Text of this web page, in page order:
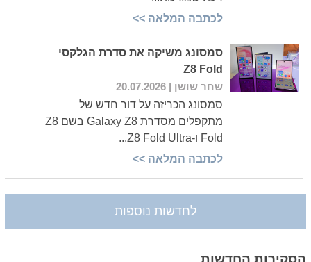
לכתבה המלאה >>
סמסונג משיקה את סדרת הגלקסי
Z8 Fold
שחר שושן | 20.07.2026
סמסונג הכריזה על דור חדש של
מתקפלים מסדרת Galaxy Z8 בשם Z8
Fold ו-Z8 Fold Ultra...
לכתבה המלאה >>
לחדשות נוספות
הסקירות החדשות